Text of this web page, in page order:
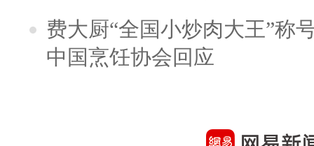
费大厨“全国小炒肉大王”称
中国烹饪协会回应